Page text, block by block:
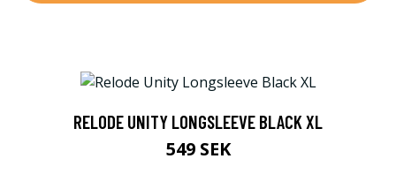
RELODE UNITY LONGSLEEVE BLACK XL
549 SEK